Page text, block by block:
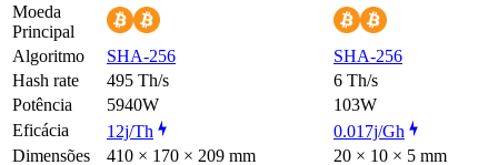
Moeda
Principal
Algoritmo
SHA-256
SHA-256
Hash rate
495 Th/s
6 Th/s
Potência
5940W
103W
Eficácia
12j/Th
0.017j/Gh
Dimensões
410 × 170 × 209 mm
20 × 10 × 5 mm